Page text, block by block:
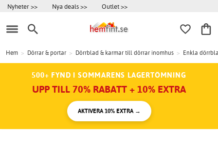
Nyheter >> Nya deals >> Outlet >>
Hem > Dörrar & portar > Dörrblad & karmar till dörrar inomhus > Enkla
500+ FYND I SOMMARENS LAGERTÖMNING
UPP TILL 70% RABATT + 10% EXTRA
AKTIVERA 10% EXTRA →